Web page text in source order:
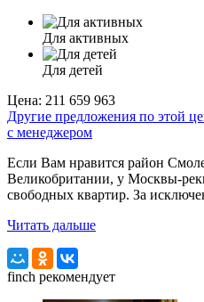
Для активных
Для детей
Цена: 211 659 963
Другие предложения по этой
с менеджером
Если Вам нравится район
Великобритании, у Москвы-
свободных квартир. За
Читать дальше
finch рекомендует